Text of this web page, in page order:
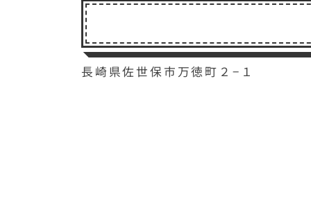
長崎県佐世保市万徳町２−１